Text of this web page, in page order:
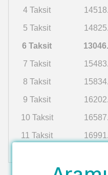
4 Taksit
5 Taksit
6 Taksit
7 Taksit
8 Taksit
9 Taksit
10 Taksit
11 Taksit